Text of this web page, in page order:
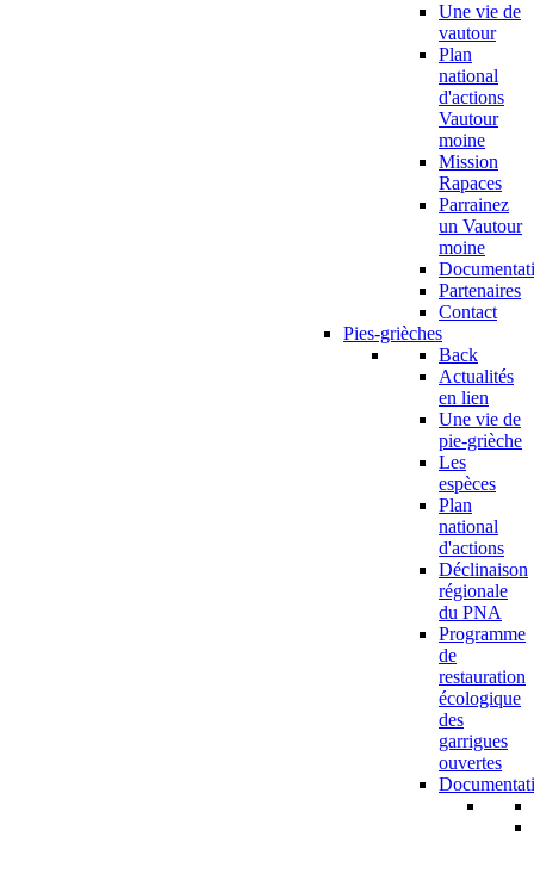
Une vie de
vautour
Plan
national
d'actions
Vautour
moine
Mission
Rapaces
Parrainez
un Vautour
moine
Partenaires
Contact
Pies-grièches
Back
Actualités
en lien
Une vie de
pie-grièche
Les
espèces
Plan
national
d'actions
Déclinaison
régionale
du PNA
Programme
de
restauration
écologique
des
garrigues
ouvertes